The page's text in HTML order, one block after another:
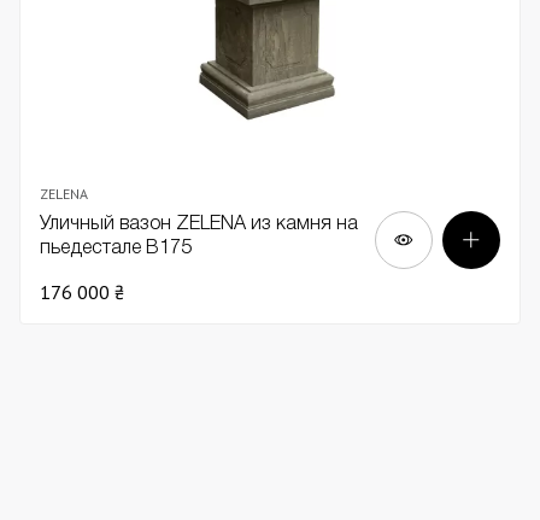
ZELENA
Уличный вазон ZELENA из камня на
пьедестале В175
176 000 ₴